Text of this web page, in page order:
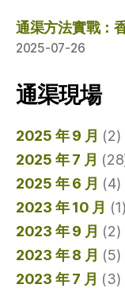
通渠方法實戰：
2025-07-26
通渠現場
2025 年 9 月 (2)
2025 年 7 月
2025 年 6 月 (4)
2023 年 10 月 (1)
2023 年 9 月 (2)
2023 年 8 月 (5)
2023 年 7 月 (3)